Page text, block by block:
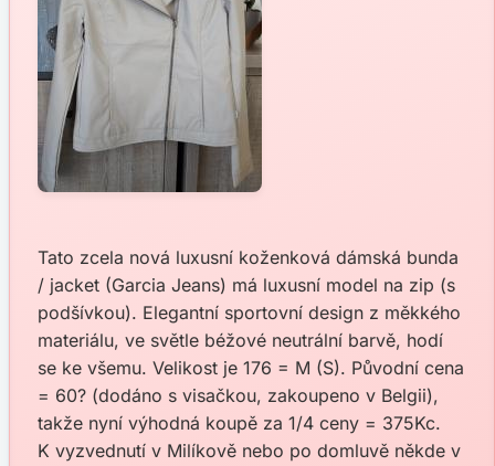
Tato zcela nová luxusní koženková dámská bunda
/ jacket (Garcia Jeans) má luxusní model na zip (s
podšívkou). Elegantní sportovní design z měkkého
materiálu, ve světle béžové neutrální barvě, hodí
se ke všemu. Velikost je 176 = M (S). Původní cena
= 60? (dodáno s visačkou, zakoupeno v Belgii),
takže nyní výhodná koupě za 1/4 ceny = 375Kc.
K vyzvednutí v Milíkově nebo po domluvě někde v